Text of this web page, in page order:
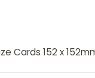
Cards 152 x